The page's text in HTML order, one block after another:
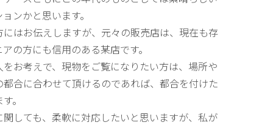
ンかと思います。
にはお伝えしますが、元々の販売店は、現在も存
の方にも信用のある某店です。
お考えで、現物をご覧になりたい方は、場所や
都合に合わせて頂けるのであれば、都合を付けた
。
関しても、柔軟に対応したいと思いますが、私が